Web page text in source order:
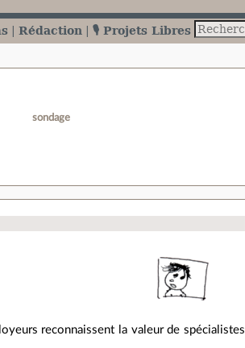
Rédaction 🎙️ Projets Libres
sondage
reconnaissent la valeur de spécialistes